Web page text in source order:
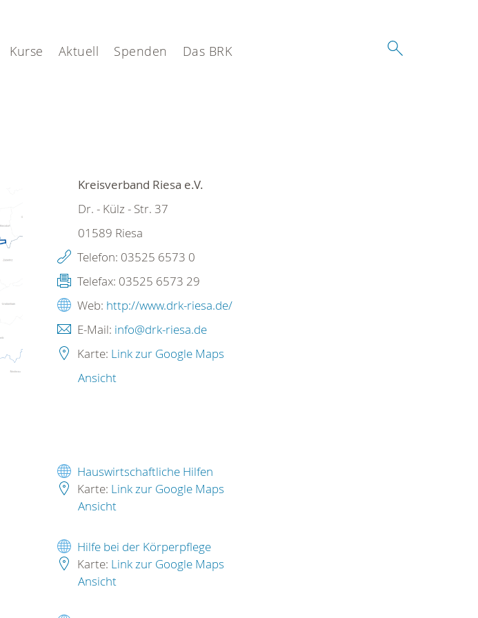
Kurse Aktuell Spenden Das BRK
Kreisverband Riesa e.V.
Dr. - Külz - Str. 37
01589 Riesa
Telefon: 03525 6573 0
Telefax: 03525 6573 29
Web: http://www.drk-riesa.de/
E-Mail: info@drk-riesa.de
Karte: Link zur Google Maps
Ansicht
Hauswirtschaftliche Hilfen
Karte: Link zur Google Maps
Ansicht
Hilfe bei der Körperpflege
Karte: Link zur Google Maps
Ansicht